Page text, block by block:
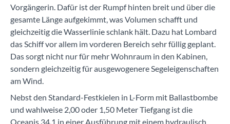
Vorgängerin. Dafür ist der Rumpf hinten breit und über die
gesamte Länge aufgekimmt, was Volumen schafft und
gleichzeitig die Wasserlinie schlank hält. Dazu hat Lombard
das Schiff vor allem im vorderen Bereich sehr füllig geplant.
Das sorgt nicht nur für mehr Wohnraum in den Kabinen,
sondern gleichzeitig für ausgewogenere Segeleigenschaften
am Wind.
Nebst den Standard-Festkielen in L-Form mit Ballastbombe
und wahlweise 2,00 oder 1,50 Meter Tiefgang ist die
Oceanis 34.1 in einer Ausführung mit einem hydraulisch